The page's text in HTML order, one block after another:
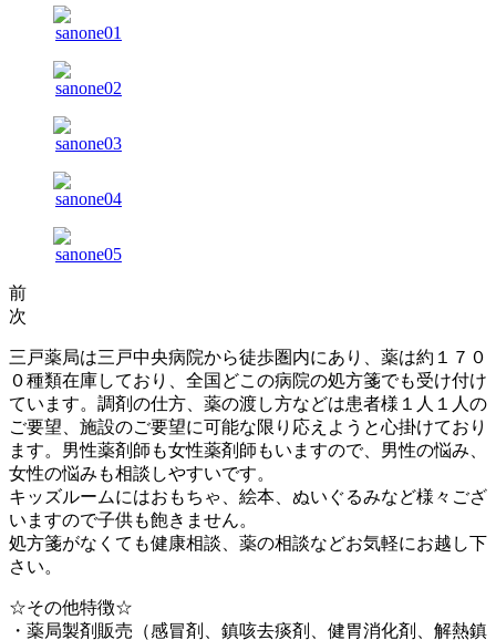
前
次
三戸薬局は三戸中央病院から徒歩圏内にあり、薬は約１７０
０種類在庫しており、全国どこの病院の処方箋でも受け付け
ています。調剤の仕方、薬の渡し方などは患者様１人１人の
ご要望、施設のご要望に可能な限り応えようと心掛けており
ます。男性薬剤師も女性薬剤師もいますので、男性の悩み、
女性の悩みも相談しやすいです。
キッズルームにはおもちゃ、絵本、ぬいぐるみなど様々ござ
いますので子供も飽きません。
処方箋がなくても健康相談、薬の相談などお気軽にお越し下
さい。
☆その他特徴☆
・薬局製剤販売（感冒剤、鎮咳去痰剤、健胃消化剤、解熱鎮